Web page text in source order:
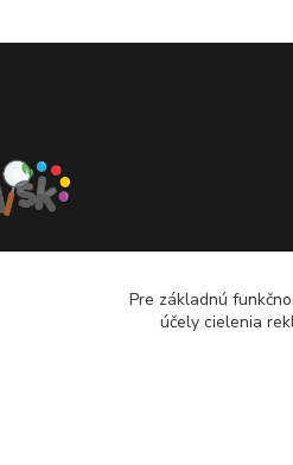
Pre základnú
účely cielenia